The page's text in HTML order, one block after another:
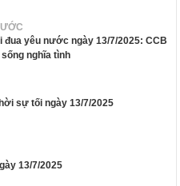
đua yêu nước ngày 13/7/2025: CCB
nghĩa tình
sự tối ngày 13/7/2025
13/7/2025